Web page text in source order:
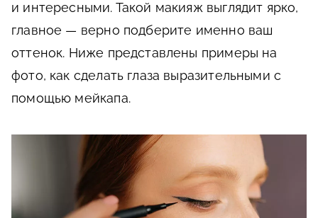
и интересными. Такой макияж выглядит ярко,
главное — верно подберите именно ваш
оттенок. Ниже представлены примеры на
фото, как сделать глаза выразительными с
помощью мейкапа.